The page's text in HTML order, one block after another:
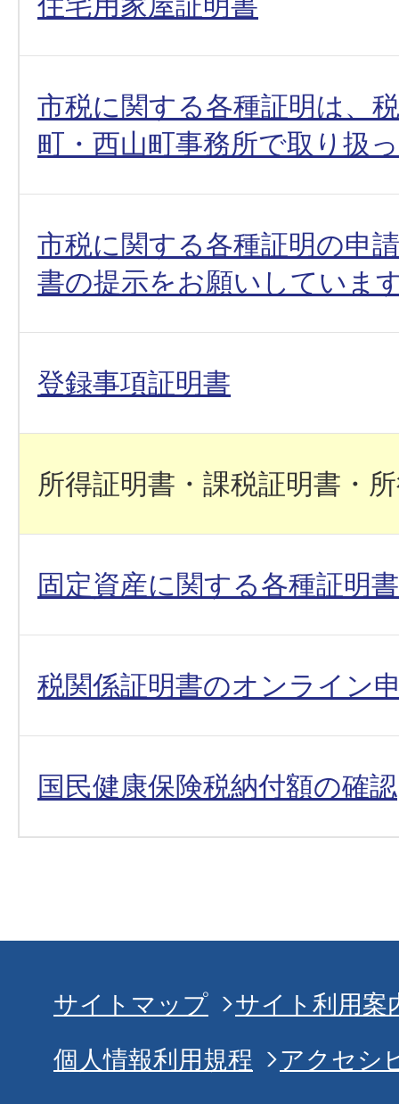
市税に関する各種証明は、
町・西山町事務所で取り扱
市税に関する各種証明の申
書の提示をお願いしていま
登録事項証明書
所得証明書・課税証明書・
固定資産に関する各種証明書
税関係証明書のオンライン
国民健康保険税納付額の確認
サイトマップ
サイト利用案
個人情報利用規程
アクセシ